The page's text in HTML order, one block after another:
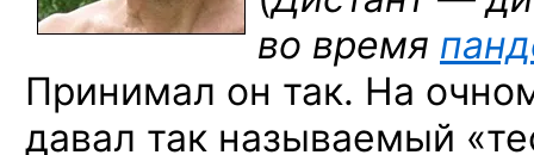
во время
Принимал он так. На
давал так называемый